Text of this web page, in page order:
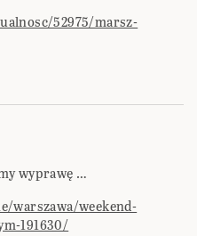
52975/marsz-
wyprawę …
warszawa/weekend-
191630/